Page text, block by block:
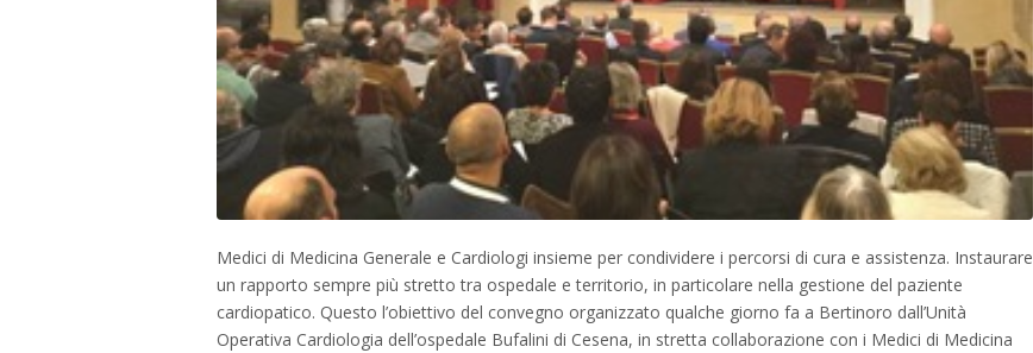
Medici di Medicina Generale e Cardiologi insieme per condividere i percorsi di cura e assistenza. Instaurare
un rapporto sempre più stretto tra ospedale e territorio, in particolare nella gestione del paziente
cardiopatico. Questo l’obiettivo del convegno organizzato qualche giorno fa a Bertinoro dall’Unità
Operativa Cardiologia dell’ospedale Bufalini di Cesena, in stretta collaborazione con i Medici di Medicina